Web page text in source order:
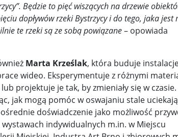
Będzie to pięć wiszących na drzewie
dopływów rzeki Bystrzycy i do tego, jaka jest
te rzeki są ze sobą powiązane– opowiada
Marta Krześlak, która buduje
wideo. Eksperymentuje z różnymi
projektuje je tak, by zmieniały się w czasie.
jak mogą pomóc w oswajaniu stale
doświadczenie jako możliwość
indywidualnych m.in. w Miejscu